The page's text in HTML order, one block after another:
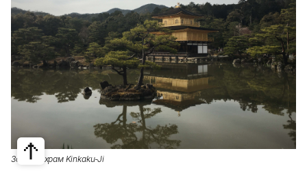
Золотой храм Kinkaku-Ji